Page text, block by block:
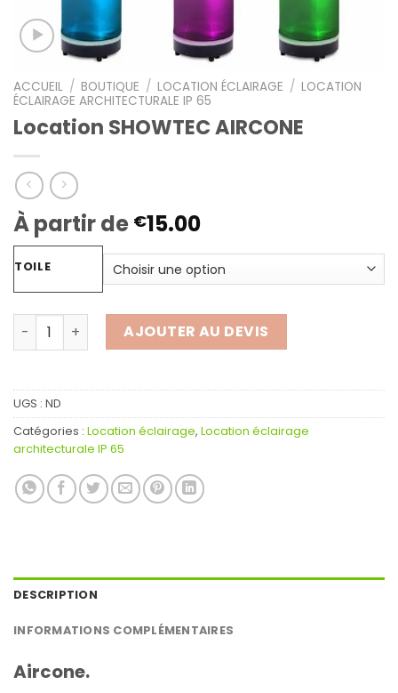
ACCUEIL / BOUTIQUE / LOCATION ÉCLAIRAGE / LOCATION
ÉCLAIRAGE ARCHITECTURALE IP 65
Location SHOWTEC AIRCONE
À partir de €15.00
TOILE
quantité de Location SHOWTEC AIRCONE
AJOUTER AU DEVIS
UGS : ND
Catégories : Location éclairage, Location éclairage
architecturale IP 65
DESCRIPTION
INFORMATIONS COMPLÉMENTAIRES
Aircone.